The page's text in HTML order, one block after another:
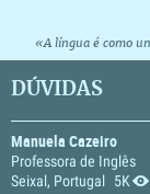
«A língua é como
DÚVIDAS
Manuela Cazeiro
Professora de Inglês
Seixal, Portugal
5K